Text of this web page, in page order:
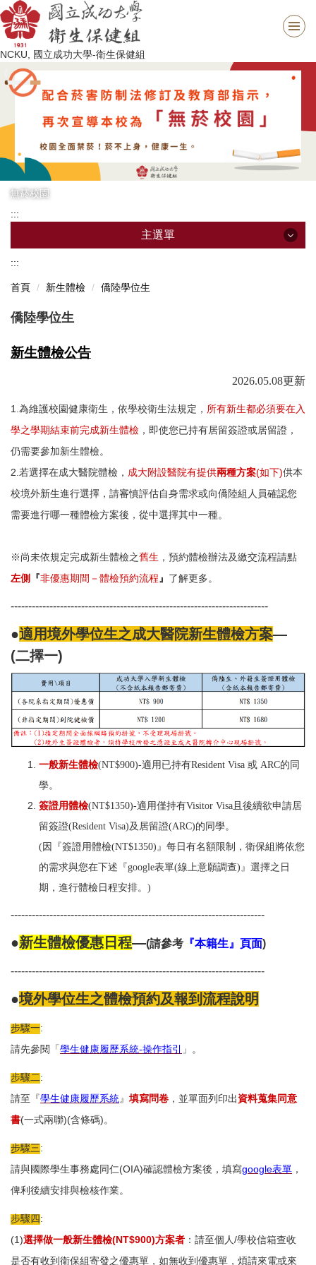
跳
到
主
要
內
容
區
NCKU, 國立成功大學-衛生保健組
無菸校園
:::
主選單
最新消息
健康促進
健康餐飲
菸害防制專區
傳染病專區
登革熱相關資訊
職業安全衛生護理
衛教專區
法規與SOP
單位設備及校園友善設施介紹
下載專區
聯絡我們
鄰近醫療資源
:::
首頁 新生體檢 僑陸學位生
僑陸學位生
新生體檢公告
2026.05.08更新
1.為維護校園健康衛生，依學校衛生法規定， 所有新生都必須要在入
學之學期結束前完成新生體檢 ，即使您已持有居留簽證或居留證，
仍需要參加新生體檢。
2.若選擇在成大醫院體檢， 成大附設醫院有提供兩種方案(如下)供本
校境外新生進行選擇，請審慎評估自身需求或向僑陸組人員確認您
需要進行哪一種體檢方案後，從中選擇其中一種。
※尚未依規定完成新生體檢之舊生 ，預約體檢辦法及繳交流程請點
左側
『非優惠期間－體檢預約流程』 了解更多。
-------------------------------------------------------------------------
●適用境外學位生之成大醫院新生體檢方案—
(二擇一)
一般新生體檢(NT$900)-適用已持有Resident Visa 或 ARC的同
學。
簽證用體檢(NT$1350)-適用僅持有Visitor Visa且後續欲申請居
留簽證(Resident Visa)及居留證(ARC)的同學。
(因『簽證用體檢(NT$1350)』每日有名額限制，衛保組將依您
的需求與您在下述『google表單(線上意願調查) 』選擇之日
期，進行體檢日程安排。)
------------------------------------------------------------------------
●新生體檢優惠日程—(請參考 『本籍生』頁面)
------------------------------------------------------------------------
●境外學位生之體檢預約及報到流程說明
步驟一:
請先參閱「學生健康履歷系統-操作指引 」。
步驟二:
請至『學生健康履歷系統』 填寫問卷 ，並單面列印出資料蒐集同意
書(一式兩聯)(含條碼)。
步驟三:
請與國際學生事務處同仁(OIA)確認體檢方案後，填寫google表單 ，
俾利後續安排與檢核作業。
步驟四:
(1)選擇做一般新生體檢(NT$900)方案者 ：請至個人/學校信箱查收
是否有收到衛保組寄發之優惠單，如無收到優惠單，煩請來電或來